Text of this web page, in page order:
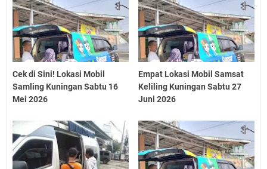
Cek di Sini! Lokasi Mobil
Samling Kuningan Sabtu 16
Mei 2026
Empat Lokasi Mobil Samsat
Keliling Kuningan Sabtu 27
Juni 2026